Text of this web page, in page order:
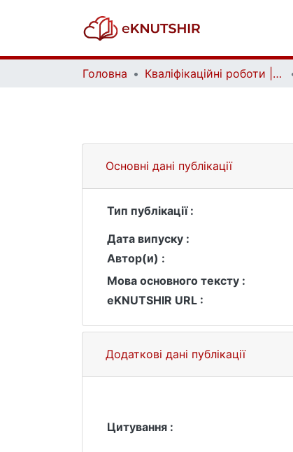
Головна Кваліфікаційні роботи | Qualifying works
Основні дані публікації
Тип публікації :
Дата випуску :
Автор(и) :
Мова основного тексту :
eKNUTSHIR URL :
Додаткові дані публікації
Цитування :